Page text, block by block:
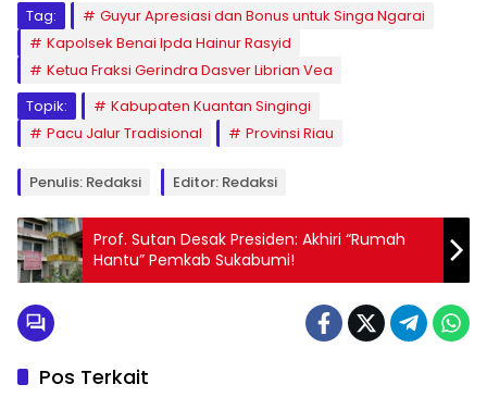
Tag:
Guyur Apresiasi dan Bonus untuk Singa Ngarai
Kapolsek Benai Ipda Hainur Rasyid
Ketua Fraksi Gerindra Dasver Librian Vea
Topik:
Kabupaten Kuantan Singingi
Pacu Jalur Tradisional
Provinsi Riau
Penulis: Redaksi Editor: Redaksi
Prof. Sutan Desak Presiden: Akhiri “Rumah
Hantu” Pemkab Sukabumi!
Pos Terkait